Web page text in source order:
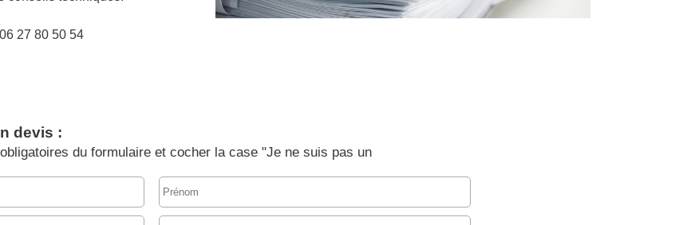
27 80 50 54
devis :
du formulaire et cocher la case "Je ne suis pas un